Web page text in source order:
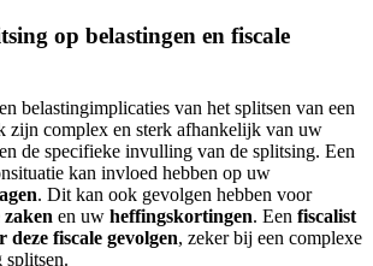
op belastingen en fiscale
belastingimplicaties van het splitsen van een
zijn complex en sterk afhankelijk van uw
de specifieke invulling van de splitsing. Een
kan invloed hebben op uw
. Dit kan ook gevolgen hebben voor
zaken en uw heffingskortingen. Een fiscalist
deze fiscale gevolgen, zeker bij een complexe
splitsen.